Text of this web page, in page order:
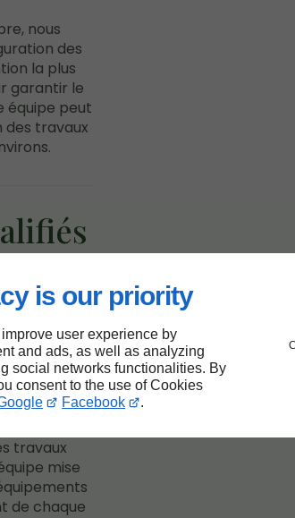
is our priority
user experience by
and ads, as well as analyzing
social networks functionalities. By
consent to the use of Cookies
Facebook .
nous
des
la plus
garantir le
équipe peut
des travaux
entreprise
travaux
mise
de chaque